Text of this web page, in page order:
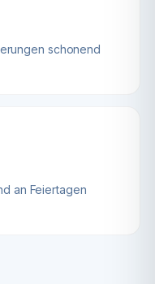
schonend
an Feiertagen